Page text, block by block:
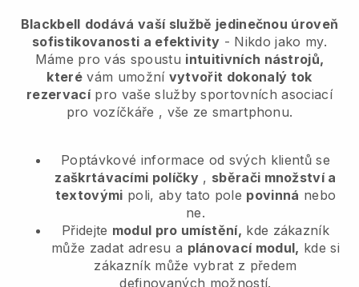
Blackbell dodává vaší službě jedinečnou úroveň
sofistikovanosti a efektivity - Nikdo jako my.
Máme pro vás spoustu intuitivních nástrojů,
které vám umožní vytvořit dokonalý tok
rezervací pro vaše služby sportovních asociací
pro vozíčkáře , vše ze smartphonu.
Poptávkové informace od svých klientů se
zaškrtávacími políčky , sběrači množství a
textovými poli, aby tato pole povinná nebo
ne.
Přidejte modul pro umístění, kde zákazník
může zadat adresu a plánovací modul, kde si
zákazník může vybrat z předem
definovaných možností.